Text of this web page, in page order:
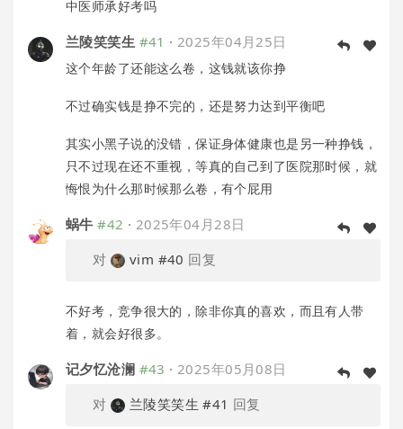
中医师承好考吗
兰陵笑笑生 #41 ·2025年04月25日
这个年龄了还能这么卷，这钱就该你挣
不过确实钱是挣不完的，还是努力达到平衡吧
其实小黑子说的没错，保证身体健康也是另一种挣钱，
只不过现在还不重视，等真的自己到了医院那时候，就
悔恨为什么那时候那么卷，有个屁用
蜗牛 #42 · 2025年04月28日
对
vim #40 回复
不好考，竞争很大的，除非你真的喜欢，而且有人带
着，就会好很多。
记夕忆沧澜 #43 · 2025年05月08日
对
兰陵笑笑生 #41 回复